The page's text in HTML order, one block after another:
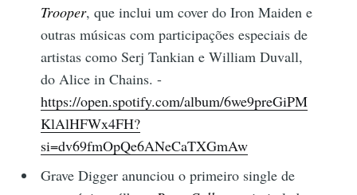
Trooper, que inclui um cover do Iron Maiden e
outras músicas com participações especiais de
artistas como Serj Tankian e William Duvall,
do Alice in Chains. -
https://open.spotify.com/album/6we9preGiPM
KlAlHFWx4FH?
si=dv69fmOpQe6ANeCaTXGmAw
Grave Digger anunciou o primeiro single de